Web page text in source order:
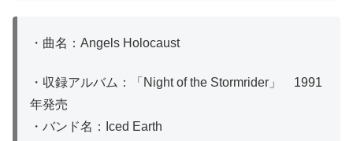
・曲名：Angels Holocaust
・収録アルバム：「Night of the Stormrider」 1991
年発売
・バンド名：Iced Earth